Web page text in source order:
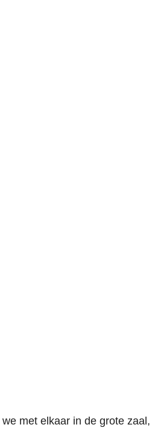
met elkaar in de grote zaal,